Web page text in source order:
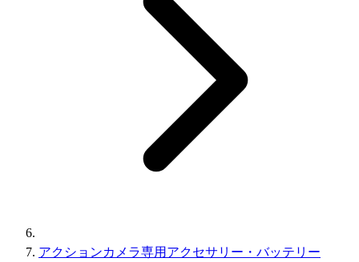
アクションカメラ専用アクセサリー・バッテリー